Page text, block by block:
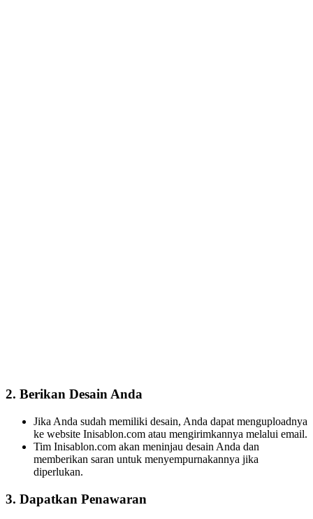
2. Berikan Desain Anda
Jika Anda sudah memiliki desain, Anda dapat menguploadnya
ke website Inisablon.com atau mengirimkannya melalui email.
Tim Inisablon.com akan meninjau desain Anda dan
memberikan saran untuk menyempurnakannya jika
diperlukan.
3. Dapatkan Penawaran